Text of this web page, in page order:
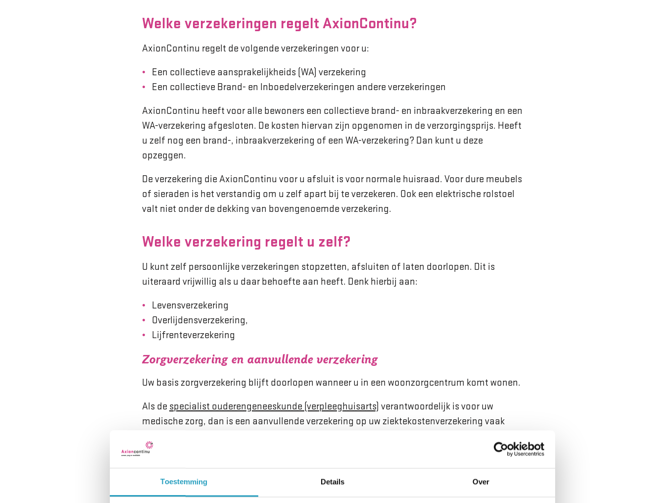
Toestemming Details Over
Welke verzekeringen regelt AxionContinu?
AxionContinu regelt de volgende verzekeringen voor u:
Een collectieve aansprakelijkheids (WA) verzekering
Een collectieve Brand- en Inboedelverzekeringen andere verzekeringen
AxionContinu heeft voor alle bewoners een collectieve brand- en inbraakverzekering en een
WA-verzekering afgesloten. De kosten hiervan zijn opgenomen in de verzorgingsprijs. Heeft
u zelf nog een brand-, inbraakverzekering of een WA-verzekering? Dan kunt u deze
opzeggen.
De verzekering die AxionContinu voor u afsluit is voor normale huisraad. Voor dure meubels
of sieraden is het verstandig om u zelf apart bij te verzekeren. Ook een elektrische rolstoel
valt niet onder de dekking van bovengenoemde verzekering.
Welke verzekering regelt u zelf?
U kunt zelf persoonlijke verzekeringen stopzetten, afsluiten of laten doorlopen. Dit is
uiteraard vrijwillig als u daar behoefte aan heeft. Denk hierbij aan:
Levensverzekering
Overlijdensverzekering,
Lijfrenteverzekering
Zorgverzekering en aanvullende verzekering
Uw basis zorgverzekering blijft doorlopen wanneer u in een woonzorgcentrum komt wonen.
Als de specialist ouderengeneeskunde (verpleeghuisarts) verantwoordelijk is voor uw
medische zorg, dan is een aanvullende verzekering op uw ziektekostenverzekering vaak
ons behandelingen als fysiotherapie en ergotherapie krijgt als dat nodig is vanuit de Wet
langdurige zorg (Wlz). Ook de meeste tandartszorg valt binnen uw zorgpakket. Een
eventuele tandartsverzekering is meestal niet nodig.